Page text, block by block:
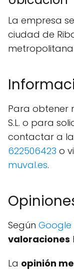
La empresa
ciudad de
metropolitana
Para obtener
S.L. o para
contactar a
622506423 o
muval.es.
Según Google
valoraciones
La opinión